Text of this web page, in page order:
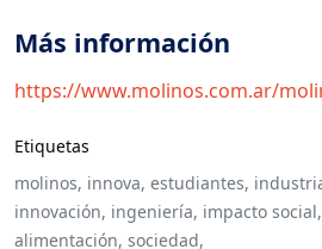
Más información
https://www.molinos.com.ar/
Etiquetas
molinos, innova, estudiantes,
innovación, ingeniería, impacto social,
alimentación, sociedad,